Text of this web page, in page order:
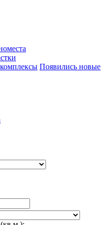
Появились новые